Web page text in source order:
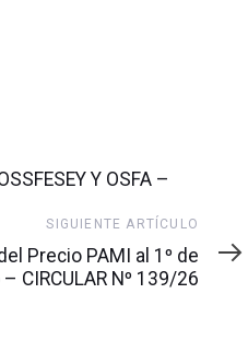
Y OSFA –
SIGUIENTE ARTÍCULO
Precio PAMI al 1º de
CIRCULAR Nº 139/26